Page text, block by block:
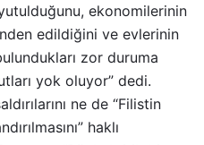
ekonomilerinin
edildiğini ve evlerinin
zor duruma
yok oluyor” dedi.
ne de “Filistin
haklı